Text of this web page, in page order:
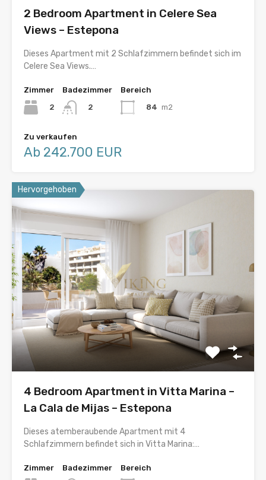
2 Bedroom Apartment in Celere Sea
Views – Estepona
Dieses Apartment mit 2 Schlafzimmern befindet sich im
Celere Sea Views.…
Zimmer
2
Badezimmer
2
Bereich
84 m2
Zu verkaufen
Ab 242.700 EUR
Hervorgehoben
4 Bedroom Apartment in Vitta Marina –
La Cala de Mijas – Estepona
Dieses atemberaubende Apartment mit 4
Schlafzimmern befindet sich in Vitta Marina:…
Zimmer
Badezimmer
Bereich